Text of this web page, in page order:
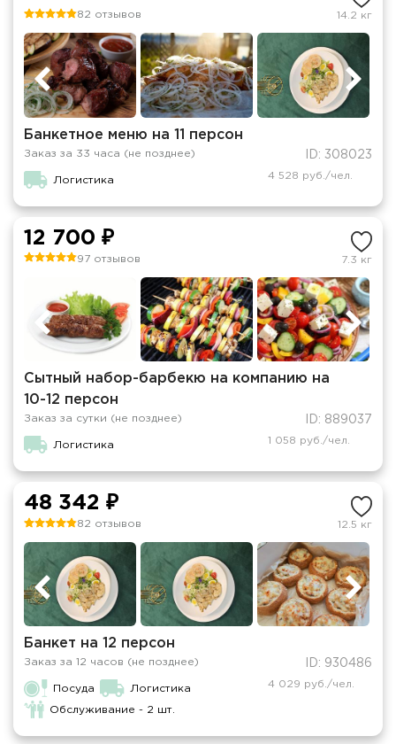
82 отзывов 14.2 кг
Банкетное меню на 11 персон
Заказ за 33 часа (не позднее) ID: 308023
Логистика 4 528 руб./чел.
12 700 ₽
97 отзывов 7.3 кг
Сытный набор-барбекю на компанию на
10-12 персон
Заказ за сутки (не позднее) ID: 889037
Логистика 1 058 руб./чел.
48 342 ₽
82 отзывов 12.5 кг
Банкет на 12 персон
Заказ за 12 часов (не позднее) ID: 930486
Посуда Логистика
Обслуживание - 2 шт.
4 029 руб./чел.